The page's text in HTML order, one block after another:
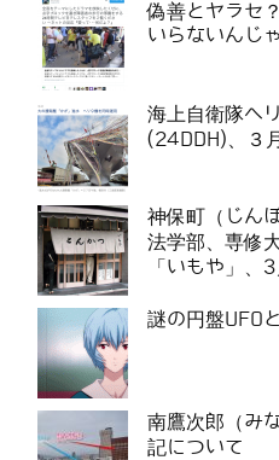
偽善とヤラセ
いらないんじ
海上自衛隊ヘ
(24DDH)、３
神保町（じん
法学部、専修
「いもや」、
謎の円盤UFO
南鷹次郎（み
記について